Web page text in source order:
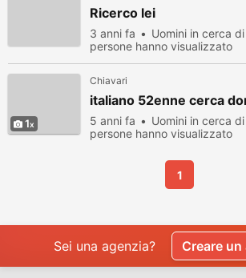
Ricerco lei
3 anni fa Uomini in cerca
persone hanno visualizzato
1
Chiavari
italiano 52enne cerca
5 anni fa Uomini in cerca
persone hanno visualizzato
1
Sei una agenzia? Creare